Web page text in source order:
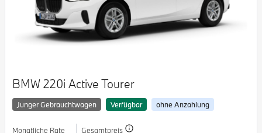
BMW 220i Active Tourer
Junger Gebrauchtwagen Verfügbar ohne Anzahlung
Monatliche Rate Gesamtpreis